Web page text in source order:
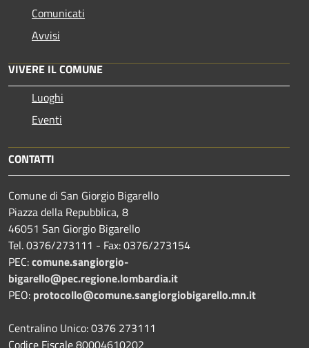
Comunicati
Avvisi
VIVERE IL COMUNE
Luoghi
Eventi
CONTATTI
Comune di San Giorgio Bigarello
Piazza della Repubblica, 8
46051 San Giorgio Bigarello
Tel. 0376/273111 - Fax: 0376/273154
PEC:comune.sangiorgio-
bigarello@pec.regione.lombardia.it
PEO: protocollo@comune.sangiorgiobigarello.mn.it
Centralino Unico: 0376 273111
Codice Fiscale 80004610202